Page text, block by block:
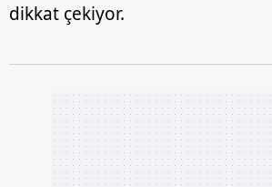
dikkat çekiyor.